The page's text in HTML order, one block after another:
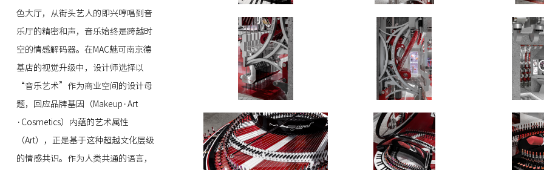
色大厅，从街头艺人的即兴哼唱到音
乐厅的精密和声，音乐始终是跨越时
空的情感解码器。在MAC魅可南京德
基店的视觉升级中，设计师选择以
“音乐艺术”作为商业空间的设计母
题，回应品牌基因（Makeup·Art
·Cosmetics）内蕴的艺术属性
（Art），正是基于这种超越文化层级
的情感共识。作为人类共通的语言，